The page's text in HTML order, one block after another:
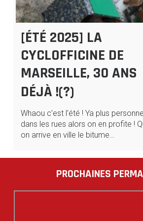
[ÉTÉ 2025] LA
CYCLOFFICINE DE
MARSEILLE, 30 ANS
DÉJÀ !(?)
Whaou c’est l’été ! Ya plus personne
dans les rues alors on en profite !
on arrive en ville le bitume…
PROCHAINES